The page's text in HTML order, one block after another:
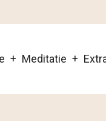
Meditatie